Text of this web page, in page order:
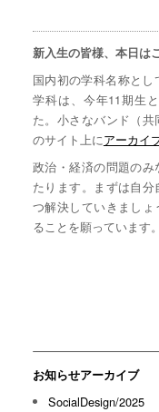
新入生の皆様、本日は
国内初の学科名称と
学科は、今年11期生
た。小さなバンド（
のサイト上にアーカイ
政治・経済の問題の
たります。まずは自
つ解決していきまし
ることを願っています。
お知らせアーカイブ
SocialDesign/2025